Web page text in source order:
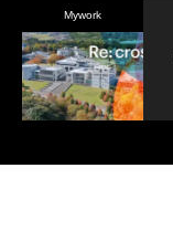
Mywork